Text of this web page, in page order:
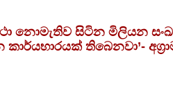
නොමැතිව සිටින මිලියන
තිබෙනවා’-